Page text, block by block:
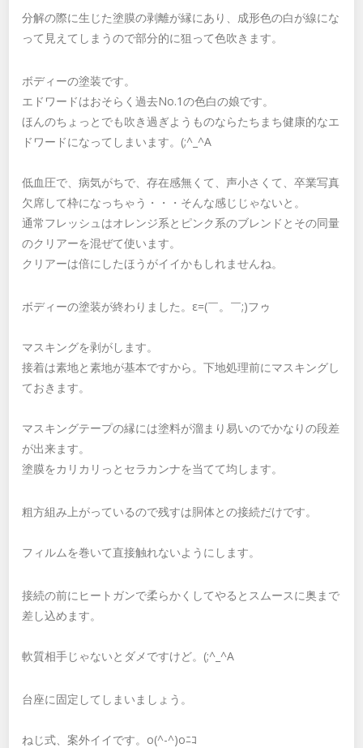
分解の際に生じた塗膜の剥離が縁にあり、成形色の白が線にな
って見えてしまうので部分的に狙って色吹きます。
ボディーの塗装です。
エドワードはおそらく過去No.1の色白の娘です。
ほんのちょっとでも吹き過ぎようものならたちまち健康的なエ
ドワードになってしまいます。(;^_^A
低血圧で、病気がちで、存在感無くて、声小さくて、卒業写真
欠席して枠になっちゃう・・・そんな感じじゃないと。
通常フレッシュはオレンジ系とピンク系のブレンドとその同量
のクリアーを混ぜて使います。
クリアーは倍にしたほうがイイかもしれませんね。
ボディーの塗装が終わりました。ε=(￣。￣;)フゥ
マスキングを剥がします。
接着は素地と素地が基本ですから。下地処理前にマスキングし
ておきます。
マスキングテープの縁には塗料が溜まり易いのでかなりの段差
が出来ます。
塗膜をカリカリっとセラカンナを当てて均します。
粗方組み上がっているので残すは胴体との接続だけです。
フィルムを巻いて直接触れないようにします。
接続の前にヒートガンで柔らかくしてやるとスムースに奥まで
差し込めます。
軟質相手じゃないとダメですけど。(;^_^A
台座に固定してしまいましょう。
ねじ式、案外イイです。o(^-^)oﾆｺ